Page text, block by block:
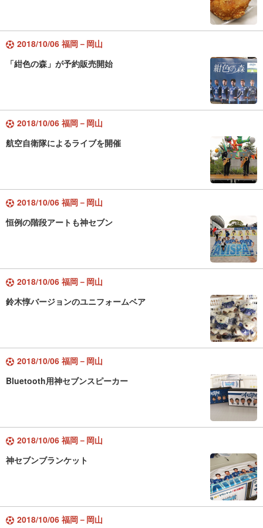
2018/10/06 福岡－岡山
「紺色の森」が予約販売開始
2018/10/06 福岡－岡山
航空自衛隊によるライブを開催
2018/10/06 福岡－岡山
恒例の階段アートも神セブン
2018/10/06 福岡－岡山
鈴木惇バージョンのユニフォームベア
2018/10/06 福岡－岡山
Bluetooth用神セブンスピーカー
2018/10/06 福岡－岡山
神セブンブランケット
2018/10/06 福岡－岡山